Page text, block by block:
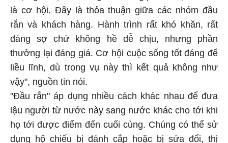
là cơ hội. Đây là thỏa thuận giữa các nhóm đầu
rắn và khách hàng. Hành trình rất khó khăn, rất
đáng sợ chứ không hề dễ chịu, nhưng phần
thưởng lại đáng giá. Cơ hội cuộc sống tốt đáng để
liều lĩnh, dù trong vụ này thì kết quả không như
vậy", nguồn tin nói.
"Đầu rắn" áp dụng nhiều cách khác nhau để đưa
lậu người từ nước này sang nước khác cho tới khi
họ tới được điểm đến cuối cùng. Chúng có thể sử
dụng hộ chiếu bị đánh cắp hoặc bị sửa đổi, thị